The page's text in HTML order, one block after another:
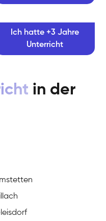
Ich hatte +3 Jahre
Unterricht
in der